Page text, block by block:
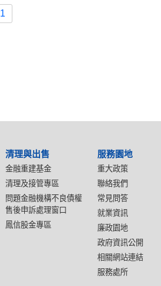
1
清理與出售
金融重建基金
清理及接管專區
問題金融機構不良債權
售後申訴處理窗口
鳳信股金專區
服務園地
重大政策
聯絡我們
常見問答
就業資訊
廉政園地
政府資訊公開
相關網站連結
服務處所